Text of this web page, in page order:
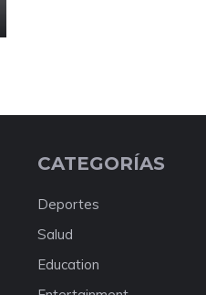
CATEGORÍAS
Deportes
Salud
Education